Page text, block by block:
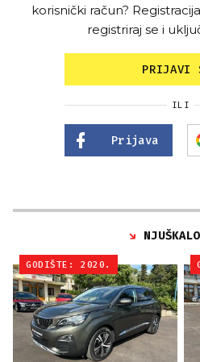
korisnički račun?
registriraj se i
PRIJAVI
ILI
Prijava
GODIŠTE: 2020.